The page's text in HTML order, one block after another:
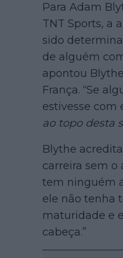
Para Adam
TNT Sports, a
sido
de alguém
apontou
França. “Se
estivesse com
ao topo desta
Blythe
carreira sem o
tem ninguém
ele não tenha
maturidade e
cabeça.”